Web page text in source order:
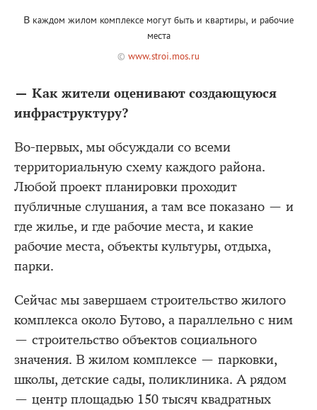
В каждом жилом комплексе могут быть и квартиры, и рабочие
места
© www.stroi.mos.ru
— Как жители оценивают создающуюся
инфраструктуру?
Во-первых, мы обсуждали со всеми
территориальную схему каждого района.
Любой проект планировки проходит
публичные слушания, а там все показано — и
где жилье, и где рабочие места, и какие
рабочие места, объекты культуры, отдыха,
парки.
Сейчас мы завершаем строительство жилого
комплекса около Бутово, а параллельно с ним
— строительство объектов социального
значения. В жилом комплексе — парковки,
школы, детские сады, поликлиника. А рядом
— центр площадью 150 тысяч квадратных